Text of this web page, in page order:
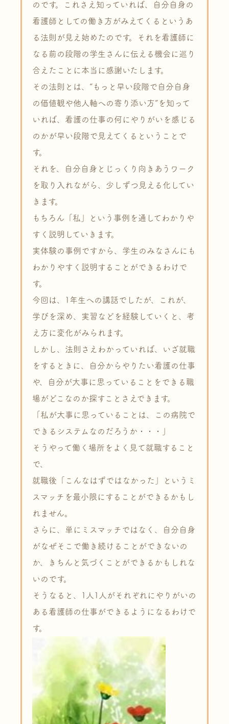
のです。これさえ知っていれば、自分自身の
看護師としての働き方がみえてくるというあ
る法則が見え始めたのです。それを看護師に
なる前の段階の学生さんに伝える機会に巡り
合えたことに本当に感謝いたします。
その法則とは、”もっと早い段階で自分自身
の価値観や他人軸への寄り添い方”を知って
いれば、看護の仕事の何にやりがいを感じる
のかが早い段階で見えてくるということで
す。
それを、自分自身とじっくり向きあうワーク
を取り入れながら、少しずつ見える化してい
きます。
もちろん「私」という事例を通してわかりや
すく説明していきます。
実体験の事例ですから、学生のみなさんにも
わかりやすく説明することができるわけで
す。
今回は、1年生への講話でしたが、これが、
学びを深め、実習などを経験していくと、考
え方に変化がみられます。
しかし、法則さえわかっていれば、いざ就職
をするときに、自分からやりたい看護の仕事
や、自分が大事に思っていることをできる職
場がどこなのか探すことさえできます。
「私が大事に思っていることは、この病院で
できるシステムなのだろうか・・・」
そうやって働く場所をよく見て就職すること
で、
就職後「こんなはずではなかった」というミ
スマッチを最小限にすることができるかもし
れません。
さらに、単にミスマッチではなく、自分自身
がなぜそこで働き続けることができないの
か、きちんと気づくことができるかもしれな
いのです。
そうなると、1人1人がそれぞれにやりがいの
ある看護師の仕事ができるようになるわけで
す。